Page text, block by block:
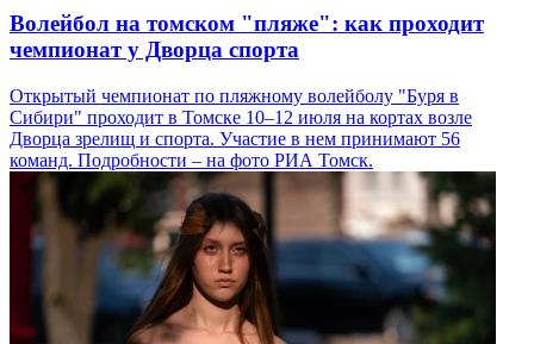
Волейбол на томском "пляже": как проходит
чемпионат у Дворца спорта
Открытый чемпионат по пляжному волейболу "Буря в
Сибири" проходит в Томске 10–12 июля на кортах возле
Дворца зрелищ и спорта. Участие в нем принимают 56
команд. Подробности – на фото РИА Томск.